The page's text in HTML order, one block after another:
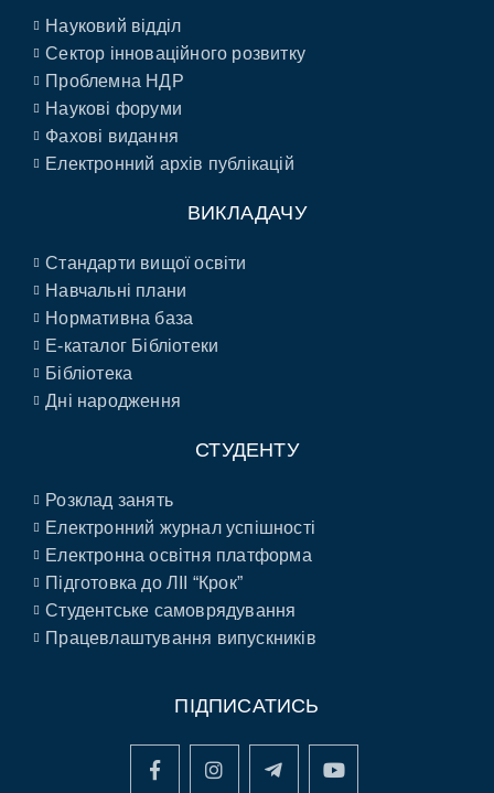
Науковий відділ
Сектор інноваційного розвитку
Проблемна НДР
Наукові форуми
Фахові видання
Електронний архів публікацій
ВИКЛАДАЧУ
Стандарти вищої освіти
Навчальні плани
Нормативна база
E-каталог Бібліотеки
Бібліотека
Дні народження
СТУДЕНТУ
Розклад занять
Електронний журнал успішності
Електронна освітня платформа
Підготовка до ЛІІ “Крок”
Студентське самоврядування
Працевлаштування випускників
ПІДПИСАТИСЬ